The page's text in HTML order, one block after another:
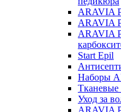
ARAVIA
ARAVIA
ARAVIA
Start Epil
Наборы
Тканевые
Уход за
ARAVIA